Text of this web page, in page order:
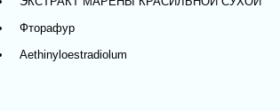
Фторафур
Aethinyloestradiolum